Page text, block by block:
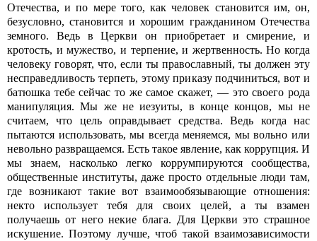
Отечества, и по мере того, как человек становится им, он,
безусловно, становится и хорошим гражданином Отечества
земного. Ведь в Церкви он приобретает и смирение, и
кротость, и мужество, и терпение, и жертвенность. Но когда
человеку говорят, что, если ты православный, ты должен эту
несправедливость терпеть, этому приказу подчиниться, вот и
батюшка тебе сейчас то же самое скажет, — это своего рода
манипуляция. Мы же не иезуиты, в конце концов, мы не
считаем, что цель оправдывает средства. Ведь когда нас
пытаются использовать, мы всегда меняемся, мы вольно или
невольно развращаемся. Есть такое явление, как коррупция. И
мы знаем, насколько легко коррумпируются сообщества,
общественные институты, даже просто отдельные люди там,
где возникают такие вот взаимообязывающие отношения:
некто использует тебя для своих целей, а ты взамен
получаешь от него некие блага. Для Церкви это страшное
искушение. Поэтому лучше, чтоб такой взаимозависимости